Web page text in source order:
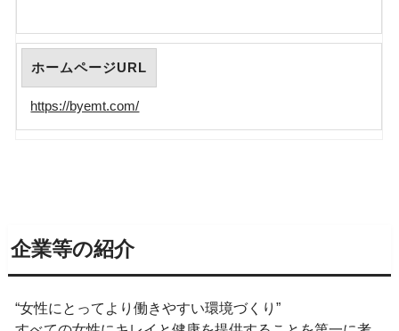
ホームページURL
https://byemt.com/
企業等の紹介
“女性にとってより働きやすい環境づくり”